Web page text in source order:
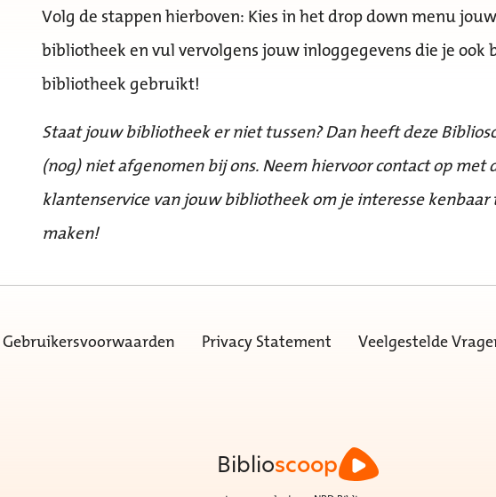
Volg de stappen hierboven: Kies in het drop down menu jouw
bibliotheek en vul vervolgens jouw inloggegevens die je ook
bibliotheek gebruikt!
Staat jouw bibliotheek er niet tussen? Dan heeft deze
(nog) niet afgenomen bij ons. Neem hiervoor contact op met
klantenservice van jouw bibliotheek om je interesse kenbaar
maken!
Gebruikersvoorwaarden Privacy Statement Veelgestelde
Biblioscoop